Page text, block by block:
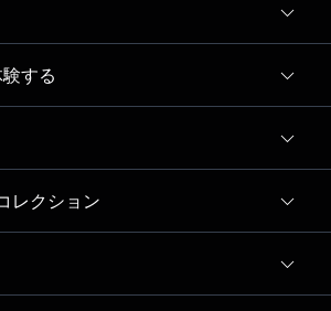
する
モデル
レクション